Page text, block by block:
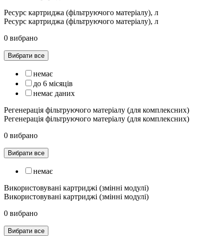
Ресурс картриджа (фільтруючого матеріалу), л
Ресурс картриджа (фільтруючого матеріалу), л
0 вибрано
Вибрати все
немає
до 6 місяців
немає даних
Регенерація фільтруючого матеріалу (для комплексних)
Регенерація фільтруючого матеріалу (для комплексних)
0 вибрано
Вибрати все
немає
Використовувані картриджі (змінні модулі)
Використовувані картриджі (змінні модулі)
0 вибрано
Вибрати все